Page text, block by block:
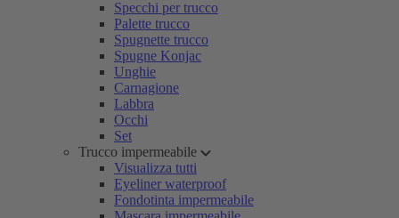
Specchi per trucco
Palette trucco
Spugnette trucco
Spugne Konjac
Unghie
Carnagione
Labbra
Occhi
Set
Trucco impermeabile
Visualizza tutti
Eyeliner waterproof
Fondotinta impermeabile